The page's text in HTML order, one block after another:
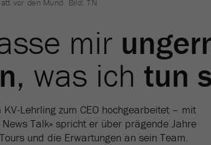
vor den Mund. Bild: TN
mir
, was ich tun
Lehrling zum CEO hochgearbeitet – mit
Talk» spricht er über prägende Jahre
und die Erwartungen an sein Team.